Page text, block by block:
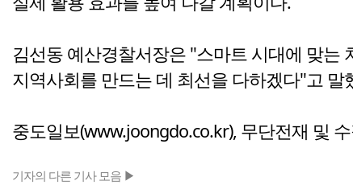
김선동 예산경찰서장은 "스마트 시대에 맞는
지역사회를 만드는 데 최선을 다하겠다"고 말
중도일보(www.joongdo.co.kr), 무단전재 및
기자의 다른 기사 모음 ▶